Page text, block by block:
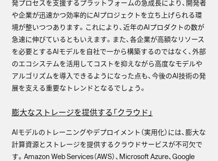
発プロセスを支援するプラットフォームの急成長により、開発者
や企業が迅速かつ効率的にAIプロジェクトを立ち上げられる環
境が整いつつあります。これにより、近年のAIプロダクトの数が
急速に伸びているともいえます。また、各企業が高額なリソース
を必要とするAIモデルを自社で一から構築するのではなく、外部
のエコシステムを活用してコストを抑えながら高度なモデルや
アルゴリズムを導入できるようになった点も、今後のAI技術の発
展を支える重要なトレンドとなるでしょう。
膨大なストレージを提供する「クラウド」
AIモデルのトレーニングやデプロイメント（実用化）には、膨大な
計算資源とストレージを提供するクラウドサービスが不可欠で
す。Amazon Web Services（AWS）、Microsoft Azure、Google